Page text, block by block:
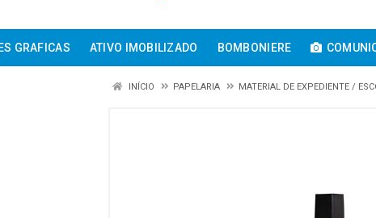
GRAFICAS ATIVO IMOBILIZADO BOMBONIERE
INÍCIO PAPELARIA MATERIAL DE EXPEDIENTE /